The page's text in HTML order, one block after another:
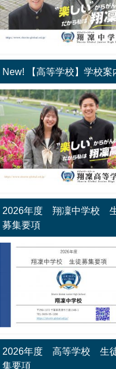
New! 【高等学校】学校案
2026年度 翔凜中学校
募集要項
2026年度 高等学校 生
集要項